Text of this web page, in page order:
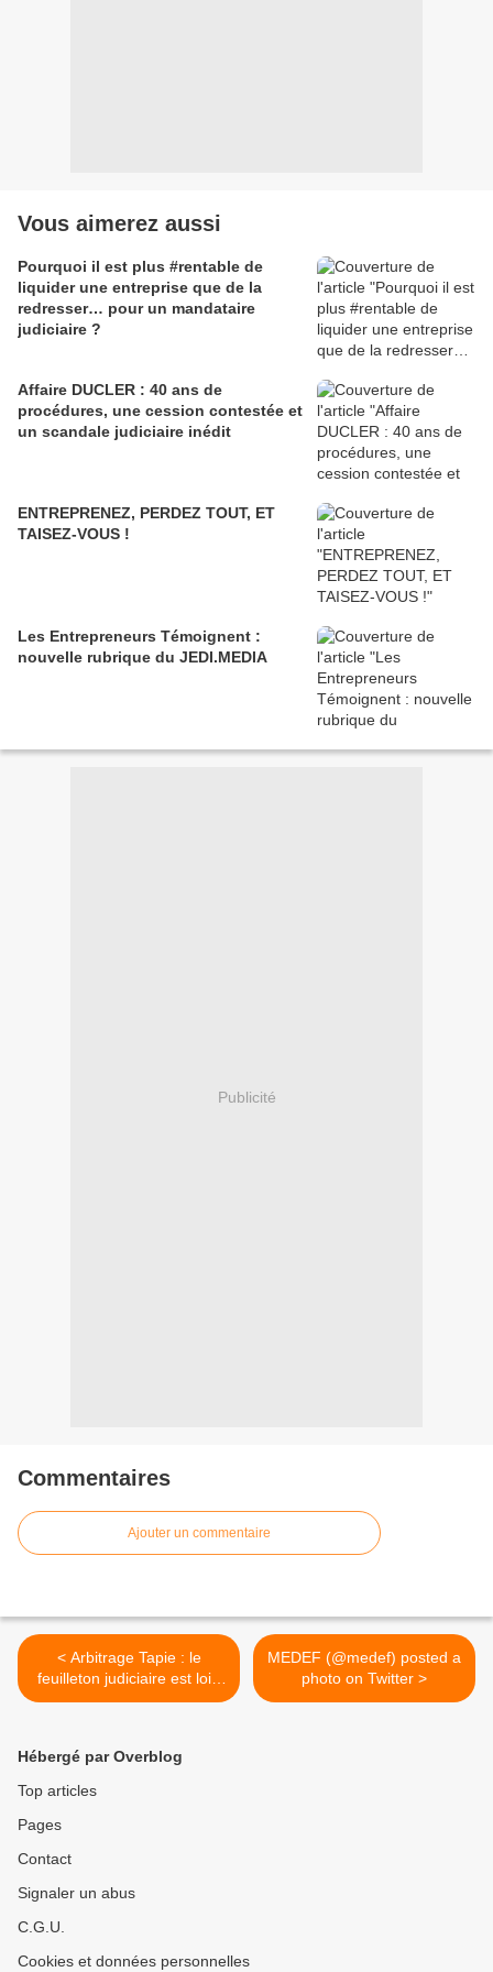
Vous aimerez aussi
Pourquoi il est plus #rentable de
liquider une entreprise que de la
redresser… pour un mandataire
judiciaire ?
Affaire DUCLER : 40 ans de
procédures, une cession contestée et
un scandale judiciaire inédit
ENTREPRENEZ, PERDEZ TOUT, ET
TAISEZ-VOUS !
Les Entrepreneurs Témoignent :
nouvelle rubrique du JEDI.MEDIA
Publicité
Commentaires
Ajouter un commentaire
< Arbitrage Tapie : le
feuilleton judiciaire est loin
d'être terminé
MEDEF (@medef) posted a
photo on Twitter >
Hébergé par Overblog
Top articles
Pages
Contact
Signaler un abus
C.G.U.
Cookies et données personnelles